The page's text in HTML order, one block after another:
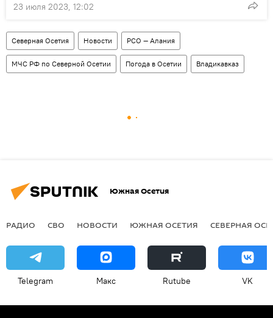
23 июля 2023, 12:02
Северная Осетия Новости РСО — Алания
МЧС РФ по Северной Осетии Погода в Осетии Владикавказ
Южная Осетия
РАДИО СВО НОВОСТИ ЮЖНАЯ ОСЕТИЯ СЕВЕРНАЯ
Telegram Макс Rutube VK